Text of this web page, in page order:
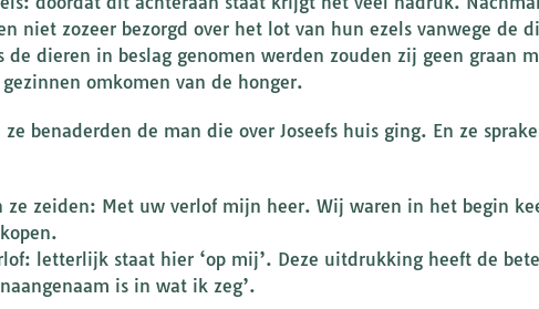
niet zozeer bezorgd over het lot van hun ezels vanwege de
de dieren in beslag genomen werden zouden zij geen graan
omkomen van de honger.
ze benaderden de man die over Joseefs huis ging. En ze
ze zeiden: Met uw verlof mijn heer. Wij waren in het begin
letterlijk staat hier ‘op mij’. Deze uitdrukking heeft de
is in wat ik zeg’.